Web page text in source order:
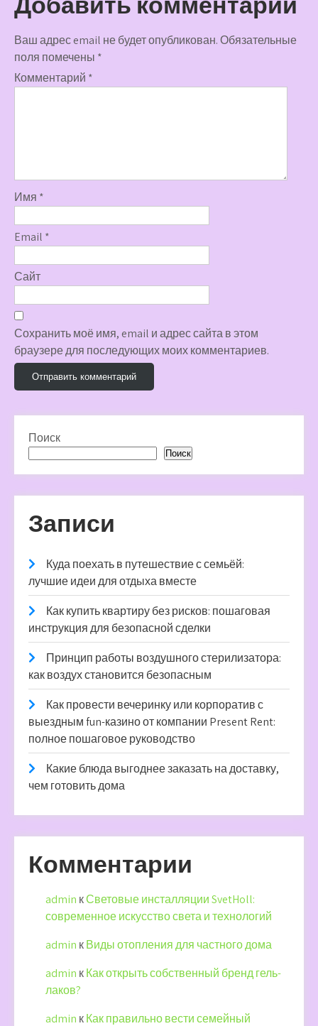
Ваш адрес email не будет опубликован.Обязательные
поля помечены *
Комментарий *
Имя *
Email *
Сайт
Сохранить моё имя, email и адрес сайта в этом
браузере для последующих моих комментариев.
Поиск
Поиск
Записи
Куда поехать в путешествие с семьёй:
лучшие идеи для отдыха вместе
Как купить квартиру без рисков: пошаговая
инструкция для безопасной сделки
Принцип работы воздушного стерилизатора:
как воздух становится безопасным
Как провести вечеринку или корпоратив с
выездным fun-казино от компании Present Rent:
полное пошаговое руководство
Какие блюда выгоднее заказать на доставку,
чем готовить дома
Комментарии
admin кСветовые инсталляции SvetHoll:
современное искусство света и технологий
admin кВиды отопления для частного дома
admin кКак открыть собственный бренд гель-
лаков?
admin кКак правильно вести семейный